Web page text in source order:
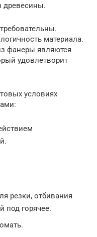
древесины.
материала.
фанеры являются
удовлетворит
условиях
резки, отбивания
под горячее.